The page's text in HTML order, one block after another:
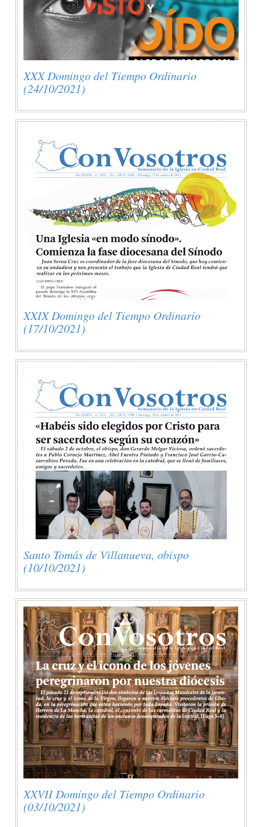
XXX Domingo del Tiempo Ordinario
(24/10/2021)
XXIX Domingo del Tiempo Ordinario
(17/10/2021)
Santo Tomás de Villanueva, obispo
(10/10/2021)
XXVII Domingo del Tiempo Ordinario
(03/10/2021)